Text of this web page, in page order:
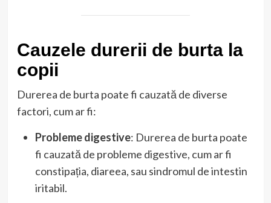
Cauzele durerii de burta la
copii
Durerea de burta poate fi cauzată de diverse
factori, cum ar fi:
Probleme digestive: Durerea de burta poate
fi cauzată de probleme digestive, cum ar fi
constipația, diareea, sau sindromul de intestin
iritabil.